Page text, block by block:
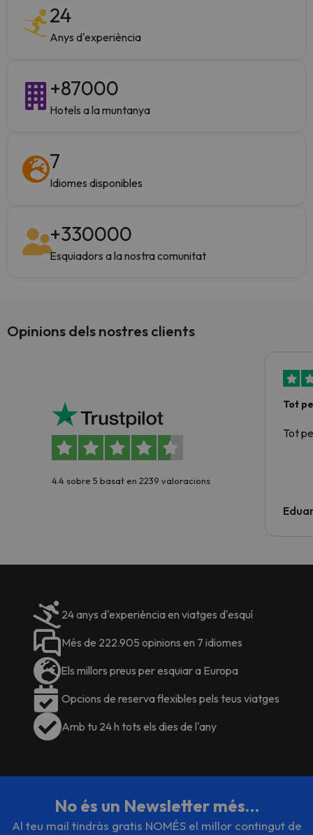
24
Anys d'experiència
+87000
Hotels a la muntanya
7
Idiomes disponibles
+330000
Esquiadors a la nostra comunitat
Opinions dels nostres clients
4.4 sobre 5 basat en 2239 valoracions
Tot
Tot
24 anys d'experiència en viatges d'esquí
Més de 222.905 opinions en 7 idiomes
Els millors preus per esquiar a Europa
Opcions de reserva flexibles pels teus viatges
Amb tu 24 h tots els dies de l'any
No és un Newsletter més…
Al teu mail tindràs gratis NOMÉS el millor contingut de